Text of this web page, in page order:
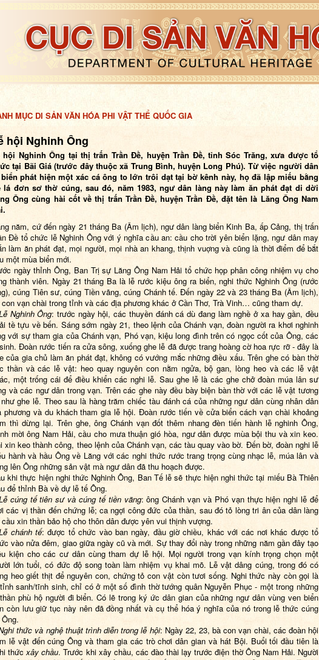
MỤC DI SẢN VĂN HÓA PHI VẬT THỂ QUỐC GIA
hội Nghinh Ông
hội Nghinh Ông tại thị trấn Trần Đề, huyện Trần Đề, tỉnh Sóc Trăng, xưa được tổ
tại Bãi Giá (trước đây thuộc xã Trung Bình, huyện Long Phú). Từ việc người dân
phát hiện một xác cá ông to lớn trôi dạt tại bờ kênh này, họ đã lập miếu bằng
lá đơn sơ thờ cúng, sau đó, năm 1983, ngư dân làng này làm ăn phát đạt di dời
Ông cùng hài cốt về thị trấn Trần Đề, huyện Trần Đề, đặt tên là Lăng Ông Nam
năm, cứ đến ngày 21 tháng Ba (Âm lịch), ngư dân làng biển Kinh Ba, ấp Cảng, thị trấn
Đề tổ chức lễ Nghinh Ông với ý nghĩa cầu an: cầu cho trời yên biển lặng, ngư dân may
làm ăn phát đạt, mọi người, mọi nhà an khang, thịnh vuợng và cũng là thời điểm để bắt
một mùa biển mới.
ngày thỉnh Ông, Ban Trị sự Lăng Ông Nam Hải tổ chức họp phân công nhiệm vụ cho
thành viên. Ngày 21 tháng Ba là lễ rước kiệu ông ra biển, nghi thức Nghinh Ông (rước
cúng Tiên sư, cúng Tiền vãng, cúng Chánh tế. Đến ngày 22 và 23 tháng Ba (Âm lịch),
con vạn chài trong tỉnh và các địa phương khác ở Cần Thơ, Trà Vinh… cũng tham dự.
Nghinh Ông: trước ngày hội, các thuyền đánh cá dù đang làm nghề ở xa hay gần, đều
tề tựu về bến. Sáng sớm ngày 21, theo lệnh của Chánh vạn, đoàn người ra khơi nghinh
với sự tham gia của Chánh vạn, Phó vạn, kiệu long đình trên có ngọc cốt của Ông, các
Đoàn rước tiến ra cửa sông, xuống ghe lễ đã được trang hoàng cờ hoa rực rỡ - đây là
của gia chủ làm ăn phát đạt, không có vướng mắc những điều xấu. Trên ghe có bàn thờ
thần và các lễ vật: heo quay nguyên con nằm ngửa, bộ gan, lòng heo và các lễ vật
một trống cái để điều khiển các nghi lễ. Sau ghe lễ là các ghe chở đoàn múa lân sư
và các ngư dân trong vạn. Trên các ghe này đều bày biện bàn thờ với các lễ vật tương
ghe lễ. Theo sau là hàng trăm chiếc tàu đánh cá của những ngư dân cùng nhân dân
phương và du khách tham gia lễ hội. Đoàn rước tiến về cửa biển cách vạn chài khoảng
thì dừng lại. Trên ghe, ông Chánh vạn đốt thêm nhang đèn tiến hành lễ nghinh Ông,
mời ông Nam Hải, cầu cho mưa thuận gió hòa, ngư dân được mùa bội thu và xin keo.
xin keo thành công, theo lệnh của Chánh vạn, các tàu quay vào bờ. Đến bờ, đoàn nghi lễ
hành và hầu Ông về Lăng với các nghi thức rước trang trọng cùng nhạc lễ, múa lân và
lên Ông những sản vật mà ngư dân đã thu hoạch được.
khi thực hiện nghi thức Nghinh Ông, Ban Tế lễ sẽ thực hiện nghi thức tại miếu Bà Thiên
để thỉnh Bà về dự lễ tế Ông.
cúng tế tiên sư và cúng tế tiền vãng: ông Chánh vạn và Phó vạn thực hiện nghi lễ để
các vị thần đến chứng lễ; ca ngợi công đức của thần, sau đó tỏ lòng tri ân của dân làng
xin thần bảo hộ cho thôn dân được yên vui thịnh vượng.
chánh tế: được tổ chức vào ban ngày, đầu giờ chiều, khác với các nơi khác được tổ
vào nửa đêm, giao giữa ngày cũ và mới. Sự thay đổi này trong những năm gần đây tạo
kiện cho các cư dân cùng tham dự lễ hội. Mọi người trong vạn kính trọng chọn một
lớn tuổi, có đức độ song toàn làm nhiệm vụ khai mõ. Lễ vật dâng cúng, trong đó có
heo giết thịt để nguyên con, chứng tỏ con vật còn tươi sống. Nghi thức này còn gọi là
sanh/tĩnh sinh, chỉ có ở một số đình thờ tướng quân Nguyễn Phục - một trong những
phù hộ người đi biển. Có lẽ trong ký ức dân gian của những ngư dân vùng ven biển
còn lưu giữ tục này nên đã đồng nhất và cụ thể hóa ý nghĩa của nó trong lễ thức cúng
thức và nghệ thuật trình diễn trong lễ hội: Ngày 22, 23, bà con vạn chài, các đoàn hội
lễ vật đến cúng Ông và tham gia các trò chơi dân gian và hát Bội. Buổi tối đầu tiên là
thứcxây chầu. Trước khi xây chầu, các đào thài lạy trước điện thờ Ông Nam Hải. Người